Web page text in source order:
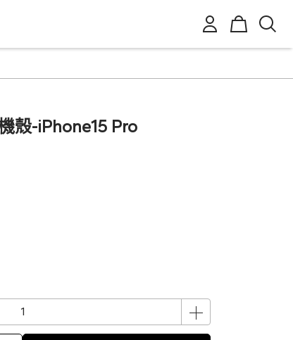
殼-iPhone15 Pro